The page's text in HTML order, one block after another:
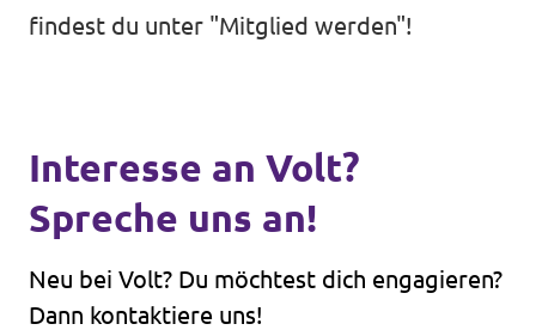
findest du unter "Mitglied werden"!
Interesse an Volt?
Spreche uns an!
Neu bei Volt? Du möchtest dich engagieren?
Dann kontaktiere uns!